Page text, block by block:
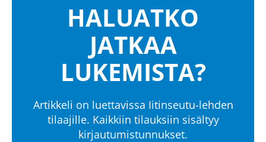
HALUATKO
JATKAA
LUKEMISTA?
Artikkeli on luettavissa Iitinseutu-lehden
tilaajille. Kaikkiin tilauksiin sisältyy
kirjautumistunnukset.